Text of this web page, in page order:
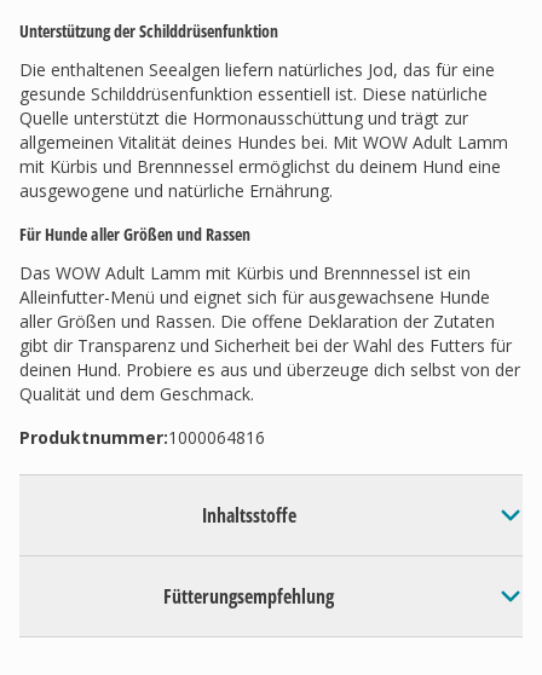
Unterstützung der Schilddrüsenfunktion
Die enthaltenen Seealgen liefern natürliches Jod, das für eine
gesunde Schilddrüsenfunktion essentiell ist. Diese natürliche
Quelle unterstützt die Hormonausschüttung und trägt zur
allgemeinen Vitalität deines Hundes bei. Mit WOW Adult Lamm
mit Kürbis und Brennnessel ermöglichst du deinem Hund eine
ausgewogene und natürliche Ernährung.
Für Hunde aller Größen und Rassen
Das WOW Adult Lamm mit Kürbis und Brennnessel ist ein
Alleinfutter-Menü und eignet sich für ausgewachsene Hunde
aller Größen und Rassen. Die offene Deklaration der Zutaten
gibt dir Transparenz und Sicherheit bei der Wahl des Futters für
deinen Hund. Probiere es aus und überzeuge dich selbst von der
Qualität und dem Geschmack.
Produktnummer:1000064816
Inhaltsstoffe
Fütterungsempfehlung